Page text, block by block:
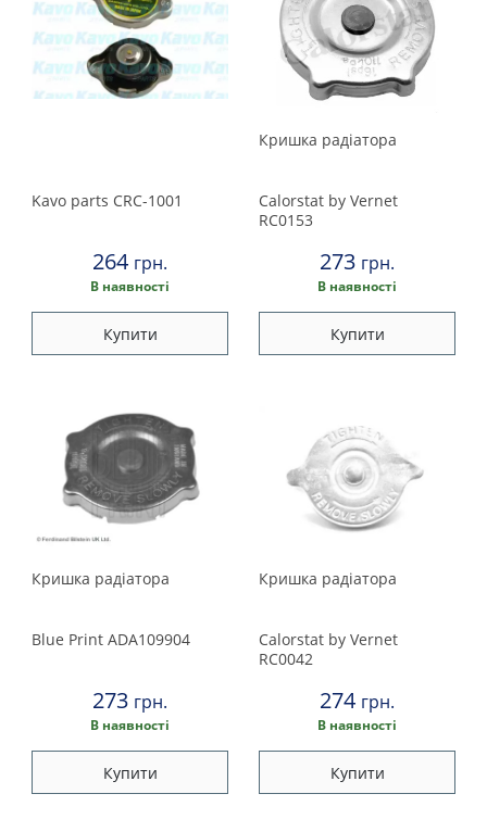
Kavo parts CRC-1001
264 грн.
В наявності
Купити
Кришка радіатора
Calorstat by Vernet
RC0153
273 грн.
В наявності
Купити
Кришка радіатора
Blue Print ADA109904
273 грн.
В наявності
Купити
Кришка радіатора
Calorstat by Vernet
RC0042
274 грн.
В наявності
Купити